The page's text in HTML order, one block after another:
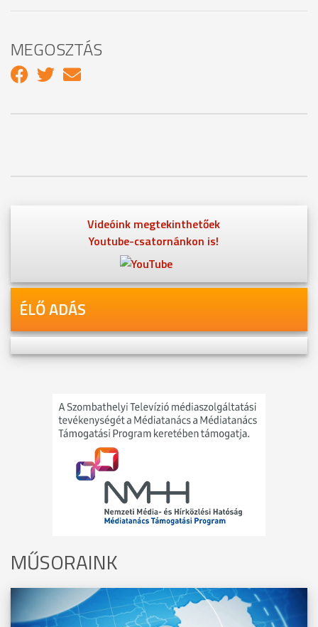
MEGOSZTÁS
Videóink megtekinthetőek
Youtube-csatornánkon is!
ÉLŐ ADÁS
MŰSORAINK